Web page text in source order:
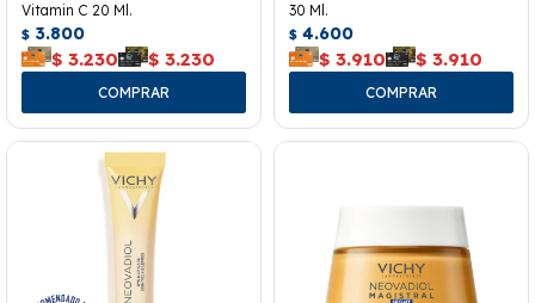
Vitamin C 20 Ml.
$ 3.800
$ 3.230 $ 3.230
30 Ml.
$ 4.600
$ 3.910 $ 3.910